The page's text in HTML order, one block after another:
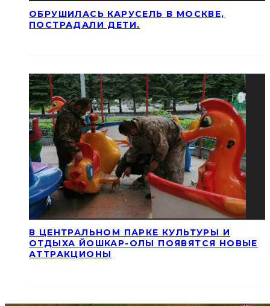
ОБРУШИЛАСЬ КАРУСЕЛЬ В МОСКВЕ,
ПОСТРАДАЛИ ДЕТИ.
В ЦЕНТРАЛЬНОМ ПАРКЕ КУЛЬТУРЫ И
ОТДЫХА ЙОШКАР-ОЛЫ ПОЯВЯТСЯ НОВЫЕ
АТТРАКЦИОНЫ